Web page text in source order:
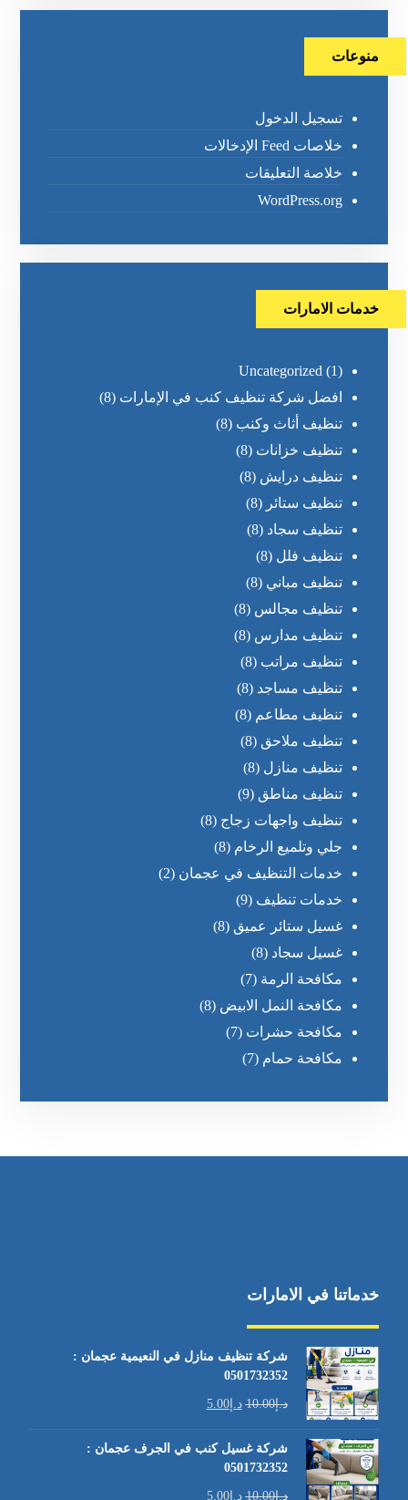
منوعات
تسجيل الدخول
خلاصات Feed الإدخالات
خلاصة التعليقات
WordPress.org
خدمات الامارات
Uncategorized (1)
افضل شركة تنظيف كنب في الإمارات (8)
تنظيف أثاث وكنب (8)
تنظيف خزانات (8)
تنظيف درايش (8)
تنظيف ستائر (8)
تنظيف سجاد (8)
تنظيف فلل (8)
تنظيف مباني (8)
تنظيف مجالس (8)
تنظيف مدارس (8)
تنظيف مراتب (8)
تنظيف مساجد (8)
تنظيف مطاعم (8)
تنظيف ملاحق (8)
تنظيف منازل (8)
تنظيف مناطق (9)
تنظيف واجهات زجاج (8)
جلي وتلميع الرخام (8)
خدمات التنظيف في عجمان (2)
خدمات تنظيف (9)
غسيل ستائر عميق (8)
غسيل سجاد (8)
مكافحة الرمة (7)
مكافحة النمل الابيض (8)
مكافحة حشرات (7)
مكافحة حمام (7)
خدماتنا في الامارات
شركة تنظيف منازل في النعيمية عجمان :
0501732352
د.إ10.00 د.إ5.00
شركة غسيل كنب في الجرف عجمان :
0501732352
د.إ10.00 د.إ5.00